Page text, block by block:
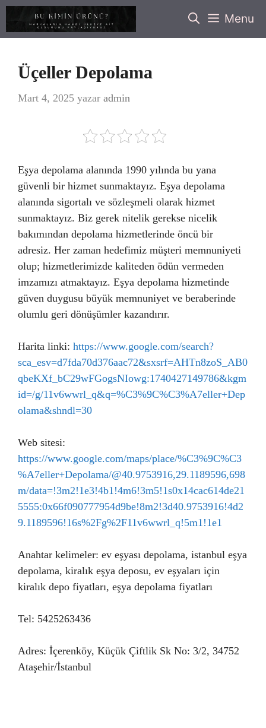
İçeriğe
Menu
Üçeller Depolama
Mart 4, 2025 yazar admin
Eşya depolama alanında 1990 yılında bu yana
güvenli bir hizmet sunmaktayız. Eşya depolama
alanında sigortalı ve sözleşmeli olarak hizmet
sunmaktayız. Biz gerek nitelik gerekse nicelik
bakımından depolama hizmetlerinde öncü bir
adresiz. Her zaman hedefimiz müşteri memnuniyeti
olup; hizmetlerimizde kaliteden ödün vermeden
imzamızı atmaktayız. Eşya depolama hizmetinde
güven duygusu büyük memnuniyet ve beraberinde
olumlu geri dönüşümler kazandırır.
Harita linki: https://www.google.com/search?
sca_esv=d7fda70d376aac72&sxsrf=AHTn8zoS_AB0
qbeKXf_bC29wFGogsNIowg:1740427149786&kgm
id=/g/11v6wwrl_q&q=%C3%9C%C3%A7eller+Dep
olama&shndl=30
Web sitesi:
https://www.google.com/maps/place/%C3%9C%C3
%A7eller+Depolama/@40.9753916,29.1189596,698
m/data=!3m2!1e3!4b1!4m6!3m5!1s0x14cac614de21
5555:0x66f090777954d9be!8m2!3d40.9753916!4d2
9.1189596!16s%2Fg%2F11v6wwrl_q!5m1!1e1
Anahtar kelimeler: ev eşyası depolama, istanbul eşya
depolama, kiralık eşya deposu, ev eşyaları için
kiralık depo fiyatları, eşya depolama fiyatları
Tel: 5425263436
Adres: İçerenköy, Küçük Çiftlik Sk No: 3/2, 34752
Ataşehir/İstanbul